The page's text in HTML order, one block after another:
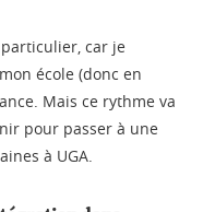
particulier, car je
école (donc en
Mais ce rythme va
pour passer à une
à UGA.